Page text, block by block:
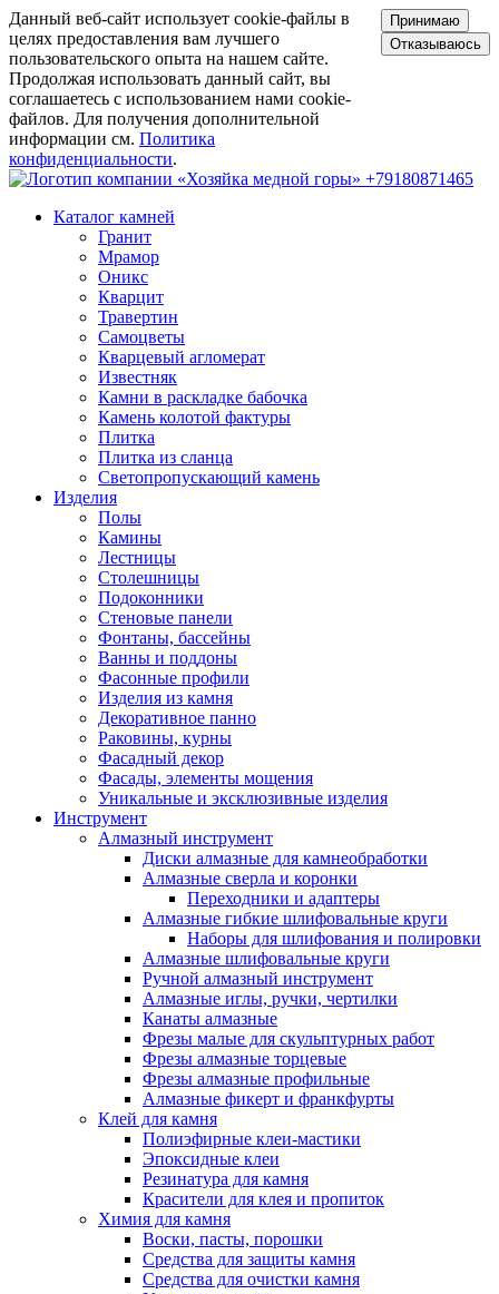
Данный веб-сайт использует cookie-файлы в
целях предоставления вам лучшего
пользовательского опыта на нашем сайте.
Продолжая использовать данный сайт, вы
соглашаетесь с использованием нами cookie-
файлов. Для получения дополнительной
информации см. Политика
конфиденциальности.
Принимаю
Отказываюсь
+79180871465
Каталог камней
Гранит
Мрамор
Оникс
Кварцит
Травертин
Самоцветы
Кварцевый агломерат
Известняк
Камни в раскладке бабочка
Камень колотой фактуры
Плитка
Плитка из сланца
Светопропускающий камень
Изделия
Полы
Камины
Лестницы
Столешницы
Подоконники
Стеновые панели
Фонтаны, бассейны
Ванны и поддоны
Фасонные профили
Изделия из камня
Декоративное панно
Раковины, курны
Фасадный декор
Фасады, элементы мощения
Уникальные и эксклюзивные изделия
Инструмент
Алмазный инструмент
Диски алмазные для камнеобработки
Алмазные сверла и коронки
Переходники и адаптеры
Алмазные гибкие шлифовальные круги
Наборы для шлифования и полировки
Алмазные шлифовальные круги
Ручной алмазный инструмент
Алмазные иглы, ручки, чертилки
Канаты алмазные
Фрезы малые для скульптурных работ
Фрезы алмазные торцевые
Фрезы алмазные профильные
Алмазные фикерт и франкфурты
Клей для камня
Полиэфирные клеи-мастики
Эпоксидные клеи
Резинатура для камня
Красители для клея и пропиток
Химия для камня
Воски, пасты, порошки
Средства для защиты камня
Средства для очистки камня